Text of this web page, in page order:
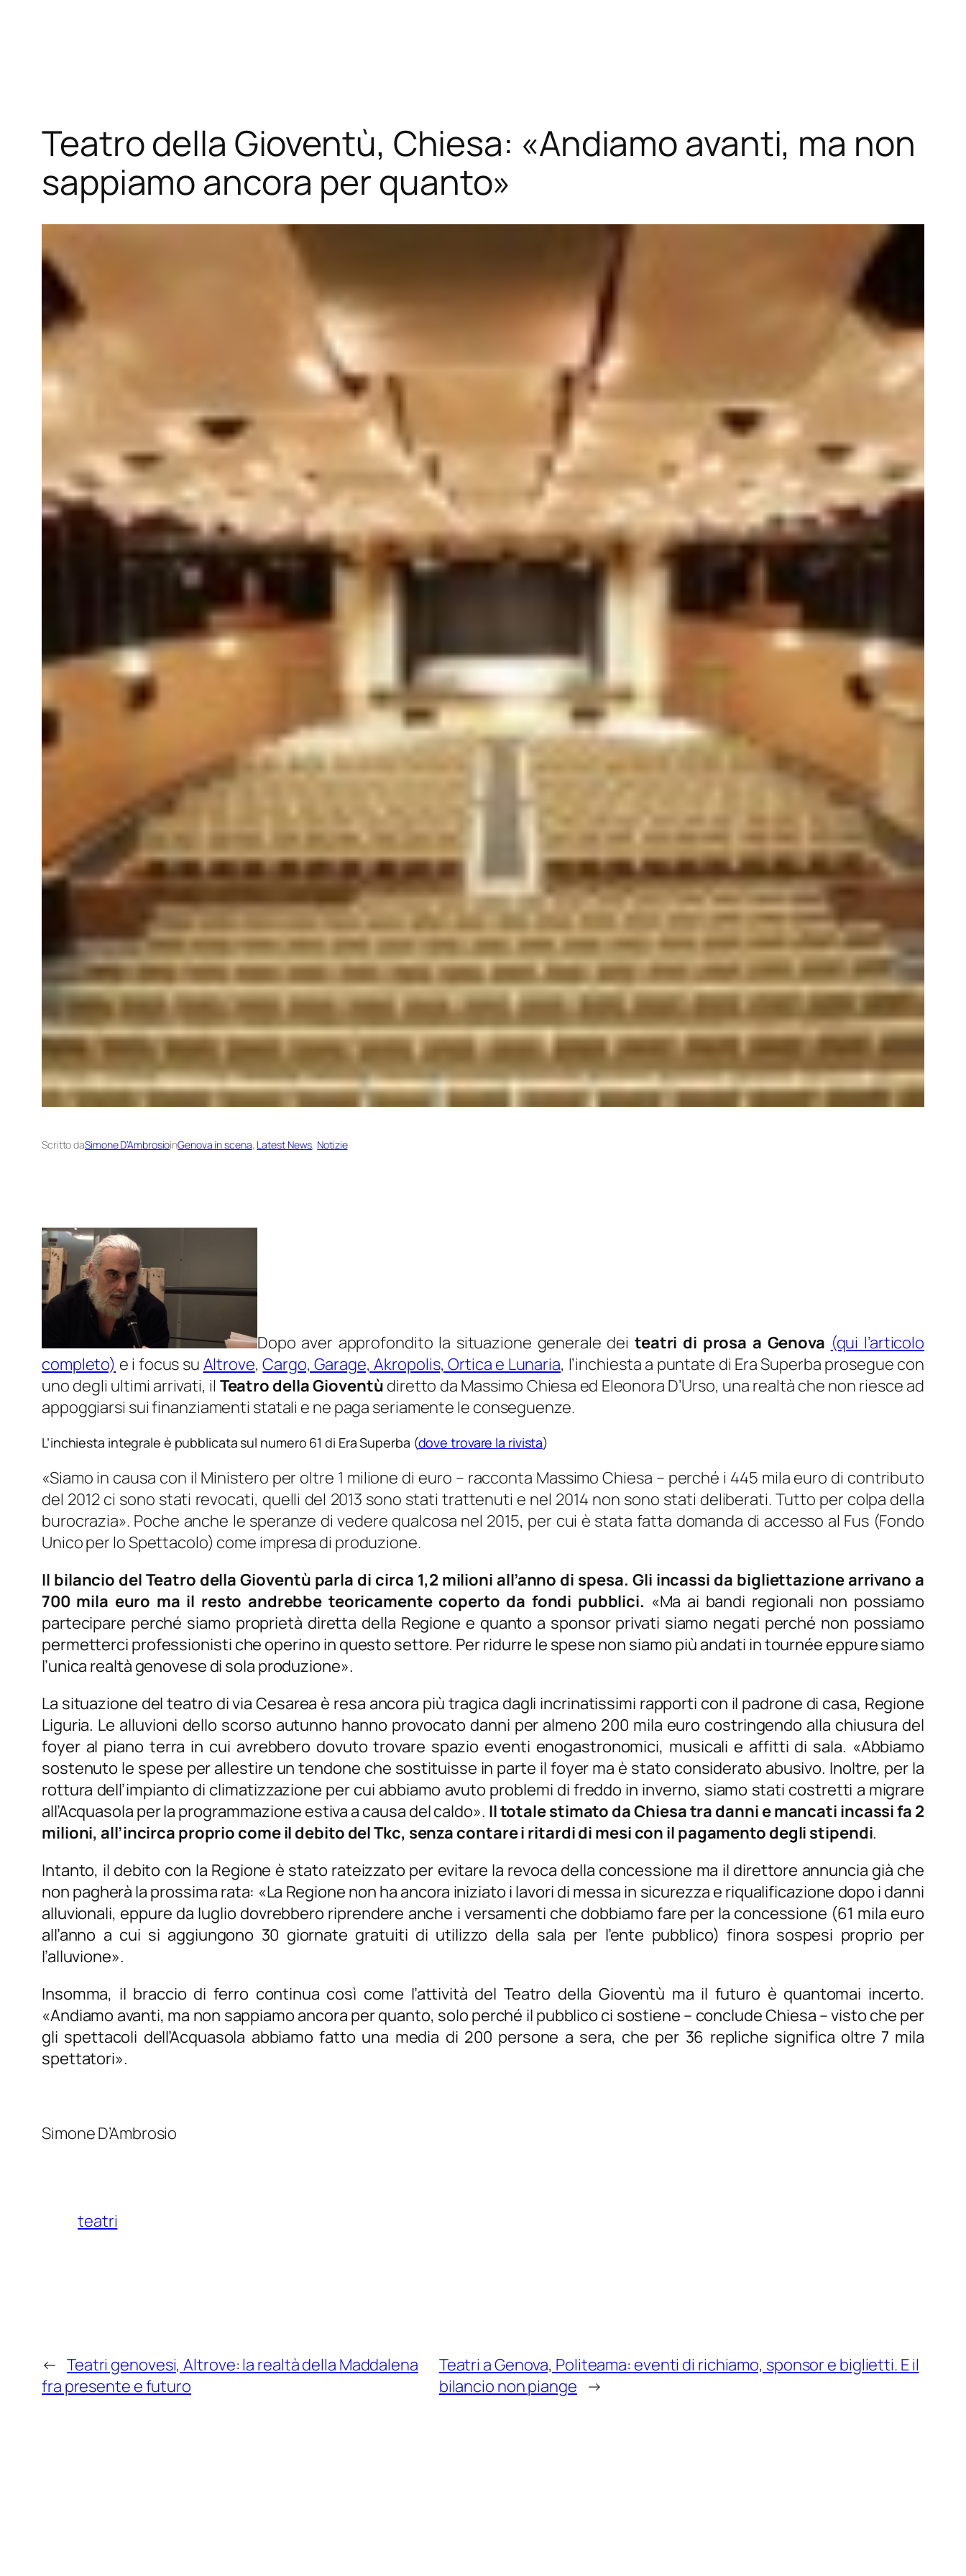
Teatro della Gioventù, Chiesa: «Andiamo avanti, ma non
sappiamo ancora per quanto»
Scritto daSimone D’AmbrosioinGenova in scena, Latest News, Notizie
Dopo aver approfondito la situazione generale dei teatri di prosa a Genova (qui l’articolo
completo) e i focus su Altrove,Cargo, Garage, Akropolis, Ortica e Lunaria, l’inchiesta a puntate di Era Superba prosegue con
uno degli ultimi arrivati, il Teatro della Gioventù diretto da Massimo Chiesa ed Eleonora D’Urso, una realtà che non riesce ad
appoggiarsi sui finanziamenti statali e ne paga seriamente le conseguenze.
L’inchiesta integrale è pubblicata sul numero 61 di Era Superba (dove trovare la rivista)
«Siamo in causa con il Ministero per oltre 1 milione di euro – racconta Massimo Chiesa – perché i 445 mila euro di contributo
del 2012 ci sono stati revocati, quelli del 2013 sono stati trattenuti e nel 2014 non sono stati deliberati. Tutto per colpa della
burocrazia». Poche anche le speranze di vedere qualcosa nel 2015, per cui è stata fatta domanda di accesso al Fus (Fondo
Unico per lo Spettacolo) come impresa di produzione.
Il bilancio del Teatro della Gioventù parla di circa 1,2 milioni all’anno di spesa. Gli incassi da bigliettazione arrivano a
700 mila euro ma il resto andrebbe teoricamente coperto da fondi pubblici. «Ma ai bandi regionali non possiamo
partecipare perché siamo proprietà diretta della Regione e quanto a sponsor privati siamo negati perché non possiamo
permetterci professionisti che operino in questo settore. Per ridurre le spese non siamo più andati in tournée eppure siamo
l’unica realtà genovese di sola produzione».
La situazione del teatro di via Cesarea è resa ancora più tragica dagli incrinatissimi rapporti con il padrone di casa, Regione
Liguria. Le alluvioni dello scorso autunno hanno provocato danni per almeno 200 mila euro costringendo alla chiusura del
foyer al piano terra in cui avrebbero dovuto trovare spazio eventi enogastronomici, musicali e affitti di sala. «Abbiamo
sostenuto le spese per allestire un tendone che sostituisse in parte il foyer ma è stato considerato abusivo. Inoltre, per la
rottura dell’impianto di climatizzazione per cui abbiamo avuto problemi di freddo in inverno, siamo stati costretti a migrare
all’Acquasola per la programmazione estiva a causa del caldo». Il totale stimato da Chiesa tra danni e mancati incassi fa 2
milioni, all’incirca proprio come il debito del Tkc, senza contare i ritardi di mesi con il pagamento degli stipendi.
Intanto, il debito con la Regione è stato rateizzato per evitare la revoca della concessione ma il direttore annuncia già che
non pagherà la prossima rata: «La Regione non ha ancora iniziato i lavori di messa in sicurezza e riqualificazione dopo i danni
alluvionali, eppure da luglio dovrebbero riprendere anche i versamenti che dobbiamo fare per la concessione (61 mila euro
all’anno a cui si aggiungono 30 giornate gratuiti di utilizzo della sala per l’ente pubblico) finora sospesi proprio per
l’alluvione».
Insomma, il braccio di ferro continua così come l’attività del Teatro della Gioventù ma il futuro è quantomai incerto.
«Andiamo avanti, ma non sappiamo ancora per quanto, solo perché il pubblico ci sostiene – conclude Chiesa –visto che per
gli spettacoli dell’Acquasola abbiamo fatto una media di 200 persone a sera, che per 36 repliche significa oltre 7 mila
spettatori».
Simone D’Ambrosio
teatri
← Teatri genovesi, Altrove: la realtà della Maddalena
fra presente e futuro
Teatri a Genova, Politeama: eventi di richiamo, sponsor e biglietti. E il
bilancio non piange →